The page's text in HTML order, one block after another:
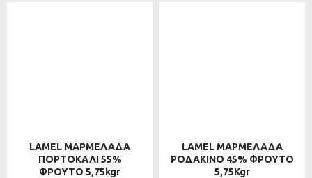
LAMEL ΜΑΡΜΕΛΑΔΑ
ΠΟΡΤΟΚΑΛΙ 55%
ΦΡΟΥΤΟ 5,75kgr
LAMEL ΜΑΡΜΕΛΑΔΑ
ΡΟΔΑΚΙΝΟ 45% ΦΡΟΥΤΟ
5,75Kgr